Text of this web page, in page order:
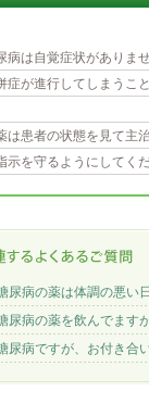
病は自覚症状がありま
症が進行してしまうこ
は患者の状態を見て主
示を守るようにしてく
尿病の薬は体調の悪い
尿病の薬を飲んでます
尿病ですが、お付き合